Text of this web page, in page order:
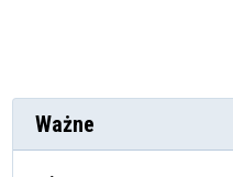
Ważne